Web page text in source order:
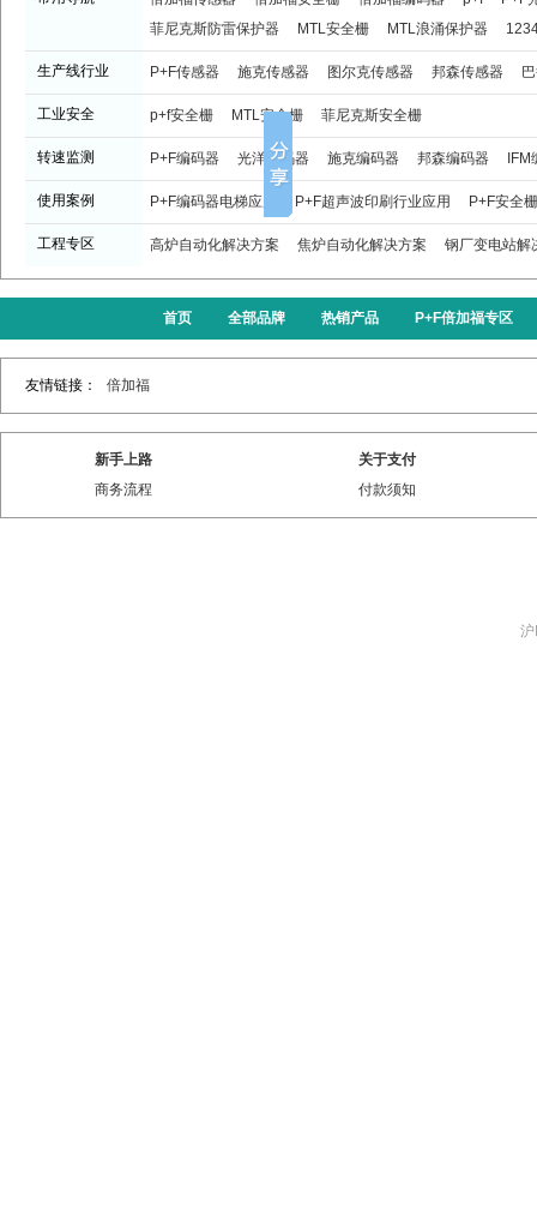
菲尼克斯防雷保护器
MTL安全栅 MTL浪涌保护器
生产线行业 P+F传感器 施克传感器 图尔克传感器 邦森传感器
工业安全 p+f安全栅 MTL安全栅 菲尼克斯安全栅
转速监测 P+F编码器 光洋编码器 施克编码器 邦森编码器
使用案例 P+F编码器电梯应用 P+F超声波印刷行业应用 P+F安全
工程专区 高炉自动化解决方案 焦炉自动化解决方案 钢厂变电站解
首页 全部品牌 热销产品 P+F倍加福专区
友情链接： 倍加福
新手上路
商务流程
关于支付
付款须知